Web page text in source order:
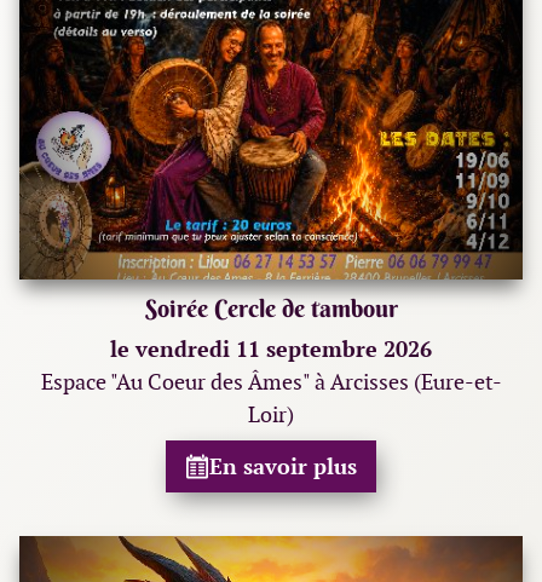
Soirée Cercle de tambour
le vendredi 11 septembre 2026
Espace "Au Coeur des Âmes" à Arcisses (Eure-et-
Loir)
En savoir plus